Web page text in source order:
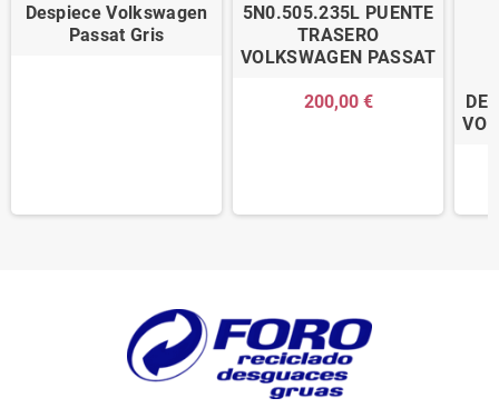
Despiece Volkswagen
Passat Gris
5N0.505.235L PUENTE
TRASERO
VOLKSWAGEN PASSAT
200,00 €